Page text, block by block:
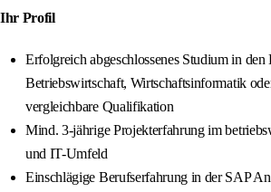
Ihr Profil
Erfolgreich abgeschlossenes Studium in den
Betriebswirtschaft, Wirtschaftsinformatik
vergleichbare Qualifikation
Mind. 3-jährige Projekterfahrung im
und IT-Umfeld
Einschlägige Berufserfahrung in der SAP